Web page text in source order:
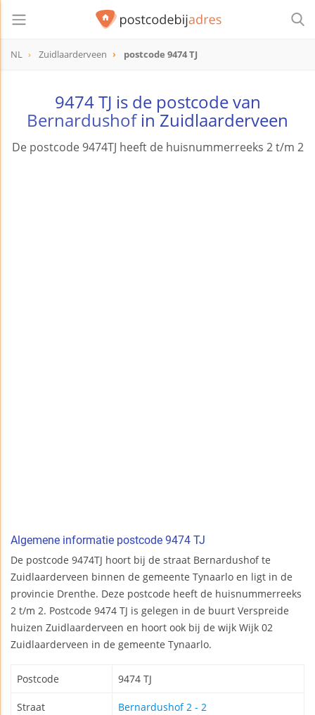
NL Zuidlaarderveen postcode 9474 TJ
9474 TJ is de postcode van
Bernardushofin Zuidlaarderveen
De postcode 9474TJ heeft de huisnummerreeks 2 t/m 2
Algemene informatie postcode 9474 TJ
De postcode 9474TJ hoort bij de straat Bernardushof te
Zuidlaarderveen binnen de gemeente Tynaarlo en ligt in de
provincie Drenthe. Deze postcode heeft de huisnummerreeks
2 t/m 2. Postcode 9474 TJ is gelegen in de buurt Verspreide
huizen Zuidlaarderveen en hoort ook bij de wijk Wijk 02
Zuidlaarderveen in de gemeente Tynaarlo.
Postcode 9474 TJ
Straat Bernardushof 2 - 2